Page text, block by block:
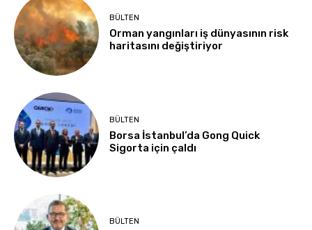
BÜLTEN
Orman yangınları iş dünyasının risk
haritasını değiştiriyor
BÜLTEN
Borsa İstanbul’da Gong Quick
Sigorta için çaldı
BÜLTEN